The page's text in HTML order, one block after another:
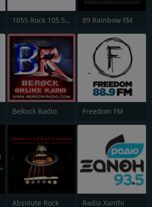
1055 Rock 105.5 FM 89 Rainbow FM
BeRock Radio Freedom FM
Absolute Rock Radio Xanthi